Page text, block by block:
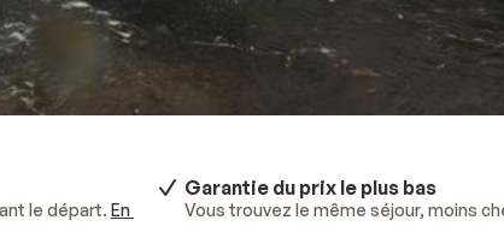
le départ. En savoir plus.
Garantie du prix le plus bas
Vous trouvez le même séjour, moins